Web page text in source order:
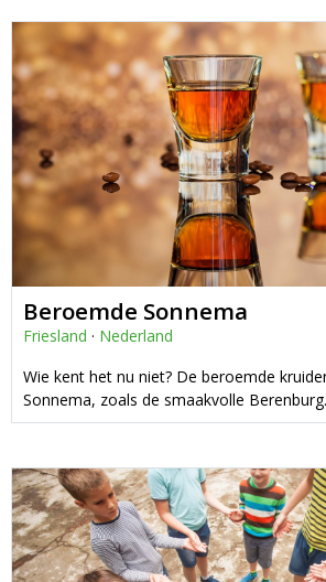
Beroemde Sonnema
Friesland · Nederland
Wie kent het nu niet? De beroemde
Sonnema, zoals de smaakvolle Berenburg.